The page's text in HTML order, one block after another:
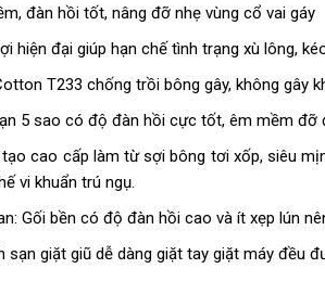
đàn hồi tốt, nâng đỡ nhẹ vùng cổ vai gáy
hiện đại giúp hạn chế tình trạng xù lông,
T233 chống trồi bông gây, không gây
5 sao có độ đàn hồi cực tốt, êm mềm
cao cấp làm từ sợi bông tơi xốp, siêu
vi khuẩn trú ngụ.
Gối bền có độ đàn hồi cao và ít xẹp lún
sạn giặt giũ dễ dàng giặt tay giặt máy đều